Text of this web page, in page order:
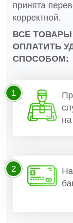
принята
корректной.
ВСЕ
ОПЛАТИТЬ
СПОСОБОМ:
1
2